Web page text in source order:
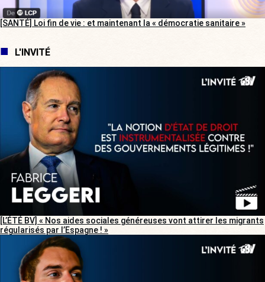
[SANTÉ] Loi fin de vie : et maintenant la « démocratie sanitaire »
L'INVITÉ
[L’ÉTÉ BV] « Nos aides sociales généreuses vont attirer les migrants
régularisés par l’Espagne ! »